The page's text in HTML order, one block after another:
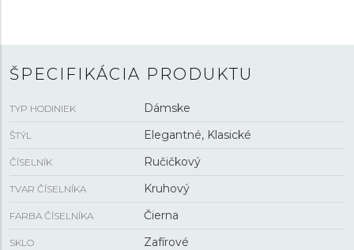
ŠPECIFIKÁCIA PRODUKTU
TYP HODINIEK Dámske
ŠTÝL Elegantné, Klasické
ČÍSELNÍK Ručičkový
TVAR ČÍSELNÍKA Kruhový
FARBA ČÍSELNÍKA Čierna
SKLO Zafírové